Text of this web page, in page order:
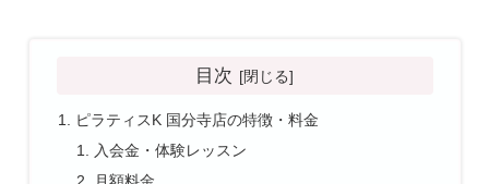
目次
ピラティスK 国分寺店の特徴・料金
入会金・体験レッスン